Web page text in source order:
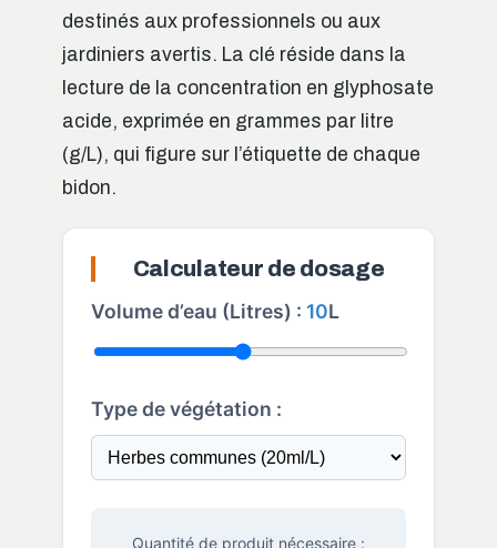
destinés aux professionnels ou aux
jardiniers avertis. La clé réside dans la
lecture de la concentration en glyphosate
acide, exprimée en grammes par litre
(g/L), qui figure sur l’étiquette de chaque
bidon.
Calculateur de dosage
Volume d’eau (Litres) : 10L
Type de végétation :
Quantité de produit nécessaire :